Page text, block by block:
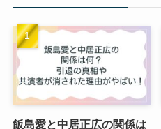
飯島愛と中居正広の関係は